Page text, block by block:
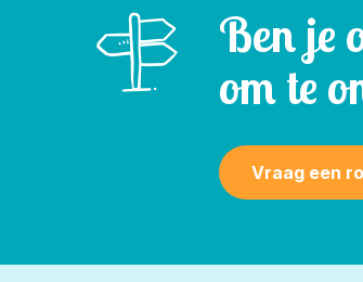
Ben je
om te
Vraag een